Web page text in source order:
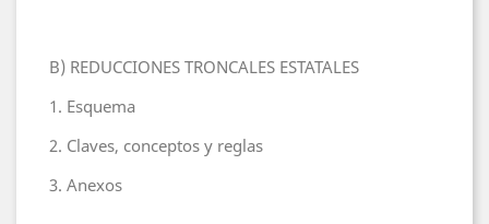
B) REDUCCIONES TRONCALES ESTATALES
1. Esquema
2. Claves, conceptos y reglas
3. Anexos